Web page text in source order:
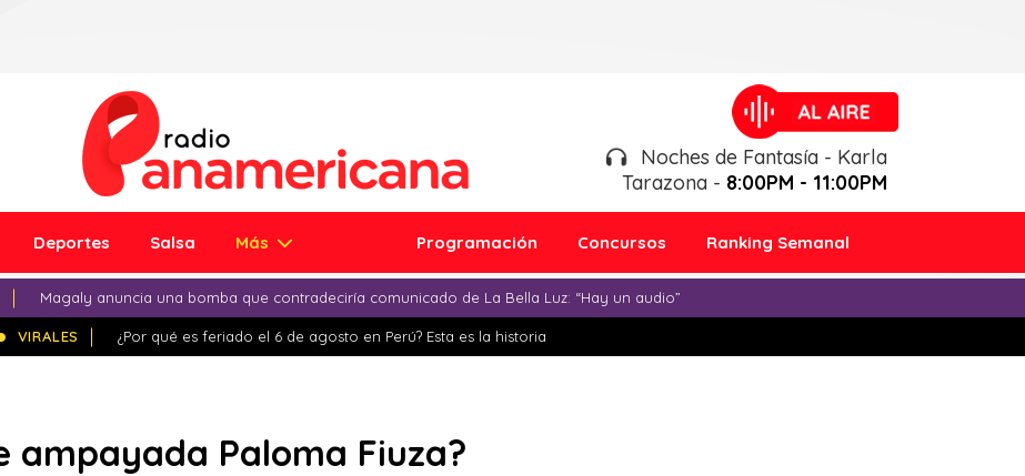
Noches de Fantasía - Karla
Tarazona - 8:00PM - 11:00PM
Deportes Salsa Más Programación Concursos Ranking Semanal
Magaly anuncia una bomba que contradeciría comunicado de La Bella Luz: “Hay un audio”
VIRALES ¿Por qué es feriado el 6 de agosto en Perú? Esta es la historia
ampayada Paloma Fiuza?